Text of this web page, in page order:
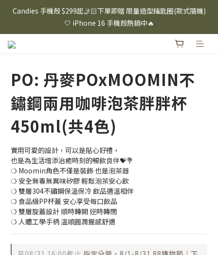
⸜ 8/1-8/31 ⸝  88購物節｜下單滿$1600折$100 / 滿$2200折$200 /
滿$3000折$300 (排除Hazuki及EspressoTokyo)
Candies 手機殼 $299起🤳🏻下單即贈 限量造型鑰匙圈(款式隨機)
🤍 iPhone 16 手機殼熱銷中🔥
⸜ 8/1-8/31 ⸝  88購物節｜下單滿$1600折$100 / 滿$2200折$200 /
PO: 丹麥POxMOOMIN不
鏽鋼兩用咖啡泡茶胖胖杯
450ml(共4色)
實用可愛的設計，可以是貼心好禮，
也是為生活增添治癒時刻的暢飲良伴💝💐
❍ Moomin角色不僅是裝飾 也是泡茶器
❍ 安全無毒無異味矽膠 輕鬆泡茶安心飲
❍ 雙層304不鏽鋼保溫保冷 飲品適溫相伴
❍ 食品級PP杯蓋 安心享受每口飲品
❍ 雙層旋蓋設計 順時轉開 逆時轉閉
❍ 人體工學手柄 溫順圓潤握感舒適